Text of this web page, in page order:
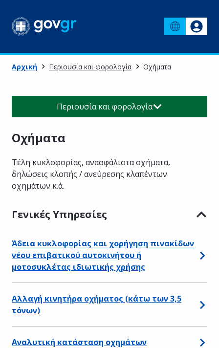
Αρχική Περιουσία και φορολογία Οχήματα
Οχήματα
Τέλη κυκλοφορίας, ανασφάλιστα οχήματα,
δηλώσεις κλοπής / ανεύρεσης κλαπέντων
οχημάτων κ.ά.
Γενικές Υπηρεσίες
Άδεια κυκλοφορίας και χορήγηση πινακίδων
νέου επιβατικού αυτοκινήτου ή
μοτοσυκλέτας ιδιωτικής χρήσης
Αλλαγή κινητήρα οχήματος (κάτω των 3,5
τόνων)
Αναλυτική κατάσταση οχημάτων
Περιουσία και φορολογία